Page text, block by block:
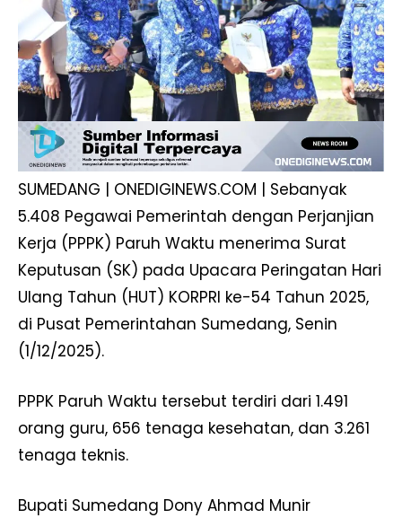
SUMEDANG | ONEDIGINEWS.COM | Sebanyak
5.408 Pegawai Pemerintah dengan Perjanjian
Kerja (PPPK) Paruh Waktu menerima Surat
Keputusan (SK) pada Upacara Peringatan Hari
Ulang Tahun (HUT) KORPRI ke-54 Tahun 2025,
di Pusat Pemerintahan Sumedang, Senin
(1/12/2025).
PPPK Paruh Waktu tersebut terdiri dari 1.491
orang guru, 656 tenaga kesehatan, dan 3.261
tenaga teknis.
Bupati Sumedang Dony Ahmad Munir